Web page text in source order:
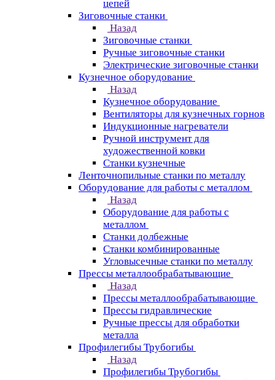
цепей
Зиговочные станки
Назад
Зиговочные станки
Ручные зиговочные станки
Электрические зиговочные станки
Кузнечное оборудование
Назад
Кузнечное оборудование
Вентиляторы для кузнечных горнов
Индукционные нагреватели
Ручной инструмент для
художественной ковки
Станки кузнечные
Ленточнопильные станки по металлу
Оборудование для работы с металлом
Назад
Оборудование для работы с
металлом
Станки долбежные
Станки комбинированные
Угловысечные станки по металлу
Прессы металлообрабатывающие
Назад
Прессы металлообрабатывающие
Прессы гидравлические
Ручные прессы для обработки
металла
Профилегибы Трубогибы
Назад
Профилегибы Трубогибы